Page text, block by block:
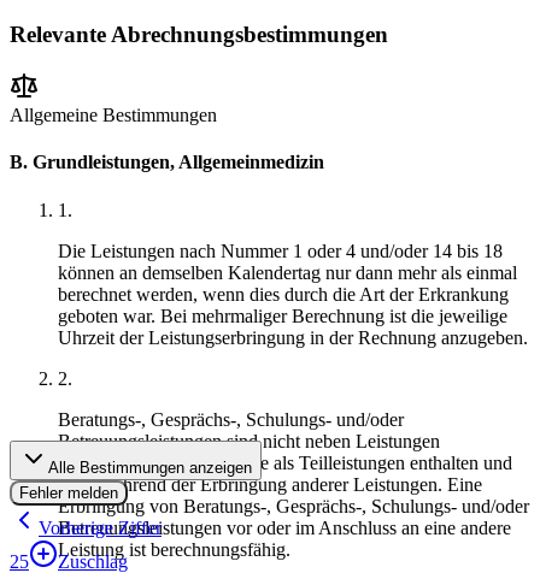
Relevante Abrechnungsbestimmungen
Allgemeine Bestimmungen
B. Grundleistungen, Allgemeinmedizin
1 .
Die Leistungen nach Nummer 1 oder 4 und/oder 14 bis 18
können an demselben Kalendertag nur dann mehr als einmal
berechnet werden, wenn dies durch die Art der Erkrankung
geboten war. Bei mehrmaliger Berechnung ist die jeweilige
Uhrzeit der Leistungserbringung in der Rechnung anzugeben.
2.
Beratungs-, Gesprächs-, Schulungs- und/oder
Betreuungsleistungen sind nicht neben Leistungen
berechnungsfähig, die diese als Teilleistungen enthalten und
nicht während der Erbringung anderer Leistungen. Eine
Erbringung von Beratungs-, Gesprächs-, Schulungs- und/oder
Betreuungsleistungen vor oder im Anschluss an eine andere
Leistung ist berechnungsfähig.
Alle Bestimmungen anzeigen
Fehler melden
Vorherige Ziffer
25
Zuschlag